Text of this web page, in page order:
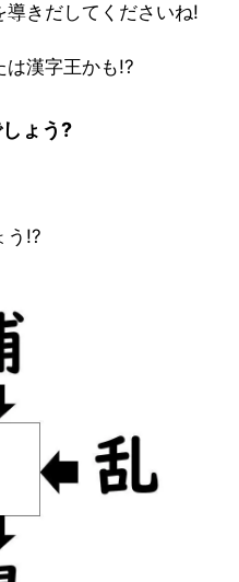
きだしてくださいね!
は漢字王かも!?
ょう?
う!?